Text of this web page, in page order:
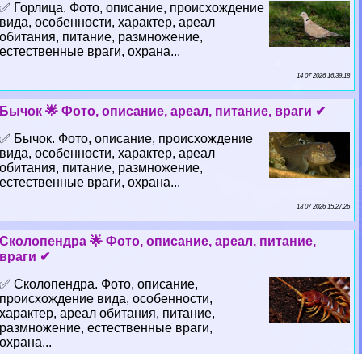
✅ Горлица. Фото, описание, происхождение
вида, особенности, хаpaктер, ареал
обитания, питание, размножение,
естественные враги, охрана...
14 07 2026 16:39:18
Бычок 🌟 Фото, описание, ареал, питание, враги ✔
✅ Бычок. Фото, описание, происхождение
вида, особенности, хаpaктер, ареал
обитания, питание, размножение,
естественные враги, охрана...
13 07 2026 15:27:26
Сколопендра 🌟 Фото, описание, ареал, питание,
враги ✔
✅ Сколопендра. Фото, описание,
происхождение вида, особенности,
хаpaктер, ареал обитания, питание,
размножение, естественные враги,
охрана...